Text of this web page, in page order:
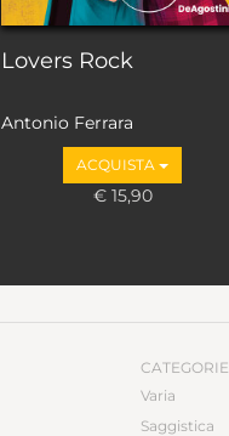
Lovers Rock
Antonio Ferrara
ACQUISTA
€ 15,90
CATEGORIE
Varia
Saggistica